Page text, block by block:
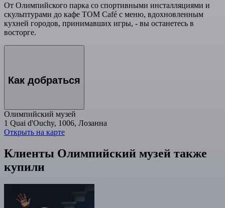
От Олимпийского парка со спортивными инсталляциями и
скульптурами до кафе TOM Café с меню, вдохновленным
кухней городов, принимавших игры, - вы останетесь в
восторге.
Как добраться
Олимпийский музей
1 Quai d'Ouchy, 1006, Лозанна
Открыть на карте
Клиенты Олимпийский музей также
купили